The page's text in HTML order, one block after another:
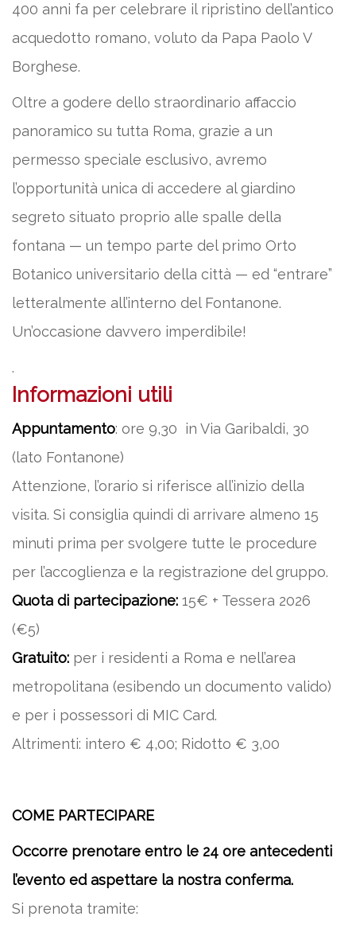
400 anni fa per celebrare il ripristino dell’antico
acquedotto romano, voluto da Papa Paolo V
Borghese.
Oltre a godere dello straordinario affaccio
panoramico su tutta Roma, grazie a un
permesso speciale esclusivo, avremo
l’opportunità unica di accedere al giardino
segreto situato proprio alle spalle della
fontana — un tempo parte del primo Orto
Botanico universitario della città — ed “entrare”
letteralmente all’interno del Fontanone.
Un’occasione davvero imperdibile!
.
Informazioni utili
Appuntamento: ore 9,30 in Via Garibaldi, 30
(lato Fontanone)
Attenzione, l’orario si riferisce all’inizio della
visita. Si consiglia quindi di arrivare almeno 15
minuti prima per svolgere tutte le procedure
per l’accoglienza e la registrazione del gruppo.
Quota di partecipazione: 15€ + Tessera 2026
(€5)
Gratuito: per i residenti a Roma e nell’area
metropolitana (esibendo un documento valido)
e per i possessori di MIC Card.
Altrimenti: intero € 4,00; Ridotto € 3,00
COME PARTECIPARE
Occorre prenotare entro le 24 ore antecedenti
l’evento ed aspettare la nostra conferma.
Si prenota tramite: